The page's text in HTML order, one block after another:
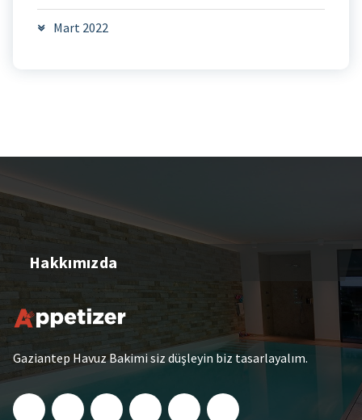
Mart 2022
Hakkımızda
Gaziantep Havuz Bakimi siz düşleyin biz tasarlayalım.